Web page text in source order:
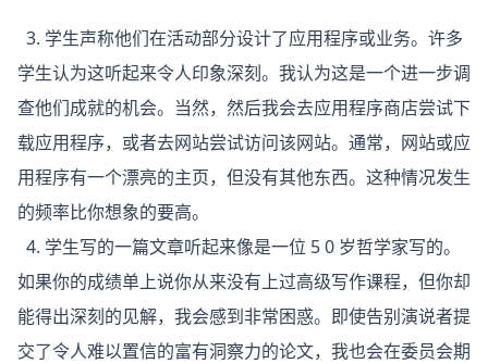
3. 学生声称他们在活动部分设计了应用程序或业务。许多
学生认为这听起来令人印象深刻。我认为这是一个进一步调
查他们成就的机会。当然，然后我会去应用程序商店尝试下
载应用程序，或者去网站尝试访问该网站。通常，网站或应
用程序有一个漂亮的主页，但没有其他东西。这种情况发生
的频率比你想象的要高。
4. 学生写的一篇文章听起来像是一位 5 0 岁哲学家写的。
如果你的成绩单上说你从来没有上过高级写作课程，但你却
能得出深刻的见解，我会感到非常困惑。即使告别演说者提
交了令人难以置信的富有洞察力的论文，我也会在委员会期